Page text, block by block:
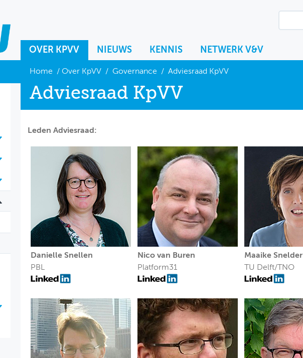
OVER KPVV NIEUWS KENNIS NETWERK V&V
Home / Over KpVV/ Governance / Adviesraad KpVV
Adviesraad KpVV
Leden Adviesraad:
Danielle Snellen
PBL
Nico van Buren
Platform31
Maaike Snelder
TU Delft/TNO